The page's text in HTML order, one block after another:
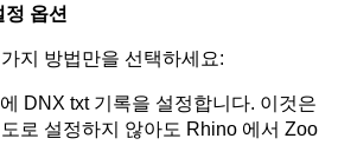
정 옵션
지 방법만을 선택하세요:
DNX txt 기록을 설정합니다. 이것은
로 설정하지 않아도 Rhino 에서 Zoo